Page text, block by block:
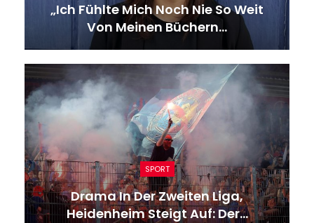
„Ich Fühlte Mich Noch Nie So Weit
Von Meinen Büchern…
SPORT
Drama In Der Zweiten Liga,
Heidenheim Steigt Auf: Der…